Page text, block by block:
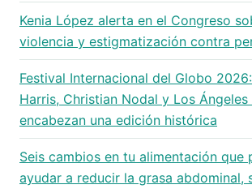
Kenia López alerta en el Congreso
violencia y estigmatización contra
Festival Internacional del Globo
Harris, Christian Nodal y Los Ángeles
encabezan una edición histórica
Seis cambios en tu alimentación que
ayudar a reducir la grasa abdominal,